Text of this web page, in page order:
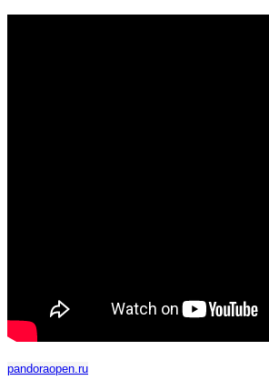
pandoraopen.ru